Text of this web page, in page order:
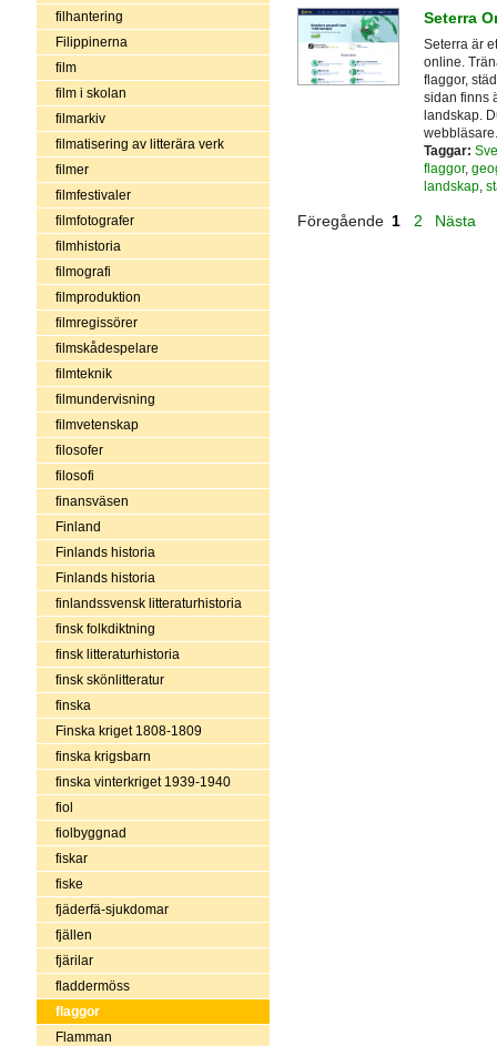
filhantering
Filippinerna
film
film i skolan
filmarkiv
filmatisering av litterära verk
filmer
filmfestivaler
filmfotografer
filmhistoria
filmografi
filmproduktion
filmregissörer
filmskådespelare
filmteknik
filmundervisning
filmvetenskap
filosofer
filosofi
finansväsen
Finland
Finlands historia
Finlands historia
finlandssvensk litteraturhistoria
finsk folkdiktning
finsk litteraturhistoria
finsk skönlitteratur
finska
Finska kriget 1808-1809
finska krigsbarn
finska vinterkriget 1939-1940
fiol
fiolbyggnad
fiskar
fiske
fjäderfä-sjukdomar
fjällen
fjärilar
fladdermöss
flaggor
Flamman
Seterra
Seterra är
online.
flaggor,
sidan finns
landskap.
webbläsare.
Taggar:
flaggor,
landskap,
Föregående 1 2 Nästa